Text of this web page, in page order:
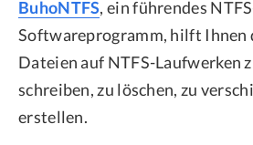
BuhoNTFS, ein führendes
Softwareprogramm, hilft Ihnen
Dateien auf NTFS-Laufwerken
schreiben, zu löschen, zu
erstellen.